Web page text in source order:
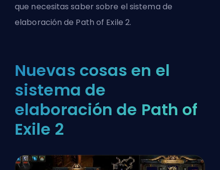
que necesitas saber sobre el sistema de
elaboración de Path of Exile 2.
Nuevas cosas en el
sistema de
elaboración de Path of
Exile 2